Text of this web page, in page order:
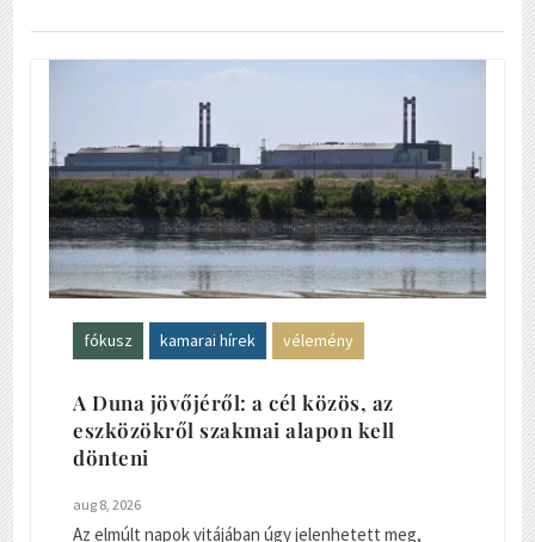
fókusz kamarai hírek vélemény
A Duna jövőjéről: a cél közös, az
eszközökről szakmai alapon kell
dönteni
aug 8, 2026
Az elmúlt napok vitájában úgy jelenhetett meg,